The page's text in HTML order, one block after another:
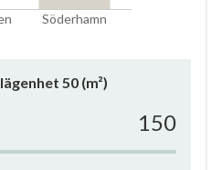
Söderhamn
50 (m²)
150